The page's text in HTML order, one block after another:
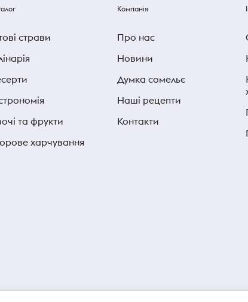
страви
та фрукти
харчування
Компанія
Про нас
Новини
Думка сомельє
Наші рецепти
Контакти